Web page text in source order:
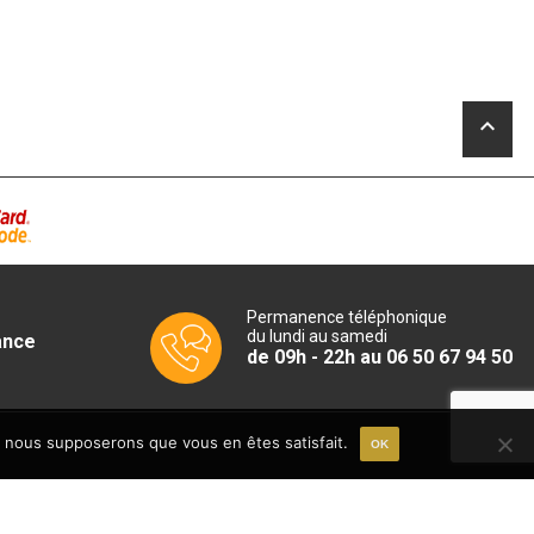
keyboard_arrow_up
Permanence téléphonique
du lundi au samedi
de 09h - 22h au 06 50 67 94 50
supposerons que vous en êtes satisfait. OK